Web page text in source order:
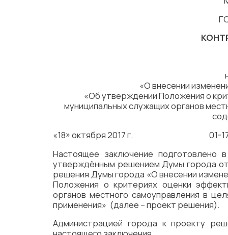
«О внесении
«Об утверждении Положения о
муниципальных служащих органов
«18» октября 2017 г. 01-17-
Настоящее заключение подготовлено
утверждённым решением Думы города
решения Думы города «О внесении
Положения о критериях оценки
органов местного самоуправления в
применения» (далее – проект решения).
Администрацией города к проекту